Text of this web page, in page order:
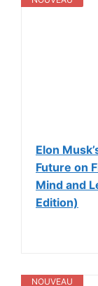
Elon
Future on
Mind and
Edition)
NOUVEAU